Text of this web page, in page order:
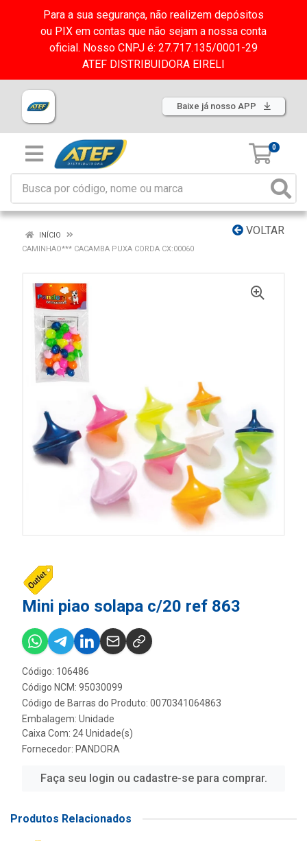
Para a sua segurança, não realizem depósitos
ou PIX em contas que não sejam a nossa conta
oficial. Nosso CNPJ é: 27.717.135/0001-29
ATEF DISTRIBUIDORA EIRELI
Baixe já nosso APP
0
VOLTAR
INÍCIO
CAMINHAO*** CACAMBA PUXA CORDA CX:00060
Mini piao solapa c/20 ref 863
Código: 106486
Código NCM: 95030099
Código de Barras do Produto: 0070341064863
Embalagem: Unidade
Caixa Com: 24 Unidade(s)
Fornecedor: PANDORA
Faça seu login ou cadastre-se para comprar.
Produtos Relacionados